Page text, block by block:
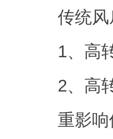
传统
1、高
2、高
重影